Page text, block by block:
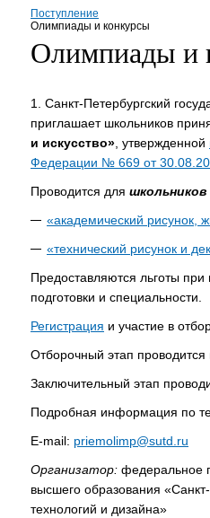
Поступление
Олимпиады и конкурсы
Олимпиады и
1. Санкт-Петербургский
приглашает школьников
и искусство», утвержденной
Федерации № 669 от
Проводится для школьников
«академический рисунок,
«технический рисунок и
Предоставляются льготы при
подготовки и специальности.
Регистрация и участие в
Отборочный этап проводится
Заключительный этап
Подробная информация по
E-mail: priemolimp@sutd.ru
Организатор: федеральное
высшего образования
технологий и дизайна»